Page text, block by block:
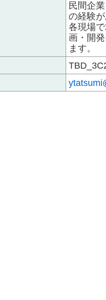
民間企
の経験
各現場
画・開
ます。